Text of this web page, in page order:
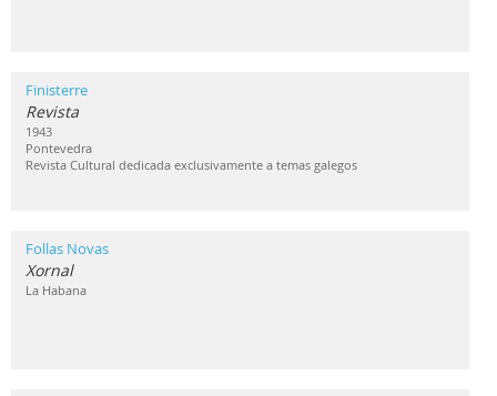
Finisterre
Revista
1943
Pontevedra
Revista Cultural dedicada exclusivamente a temas galegos
Follas Novas
Xornal
La Habana